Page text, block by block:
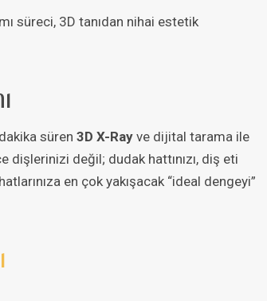
süreci, 3D tanıdan nihai estetik
süren 3D X-Ray ve dijital tarama ile
dişlerinizi değil; dudak hattınızı, diş eti
en çok yakışacak “ideal dengeyi”